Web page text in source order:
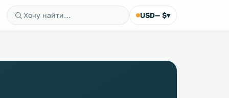
USD— $▾